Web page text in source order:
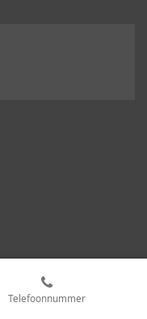
Telefoonnummer